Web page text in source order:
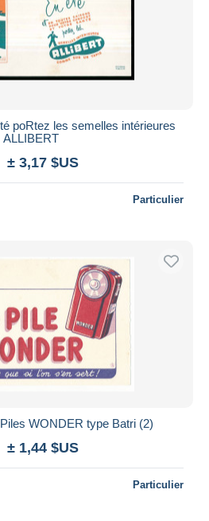
poRtez les semelles intérieures
ALLIBERT
± 3,17 $US
Particulier
WONDER type Batri (2)
± 1,44 $US
Particulier